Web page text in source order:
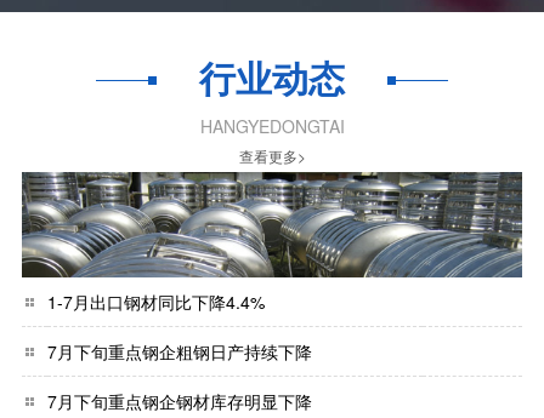
行业动态
HANGYEDONGTAI
查看更多>
1-7月出口钢材同比下降4.4%
7月下旬重点钢企粗钢日产持续下降
7月下旬重点钢企钢材库存明显下降